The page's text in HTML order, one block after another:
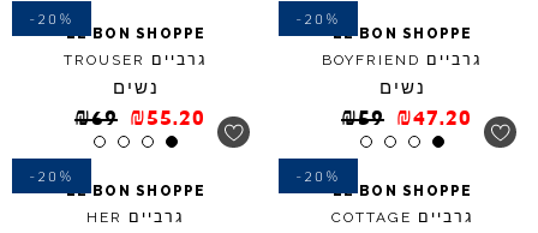
-20%
LE BONSHOPPE
גרביים BOYFRIEND
נשים
₪59 ₪47.20
-20%
LE BONSHOPPE
גרביים TROUSER
נשים
₪69 ₪55.20
-20%
LE BONSHOPPE
גרביים COTTAGE
-20%
LE BONSHOPPE
גרביים HER